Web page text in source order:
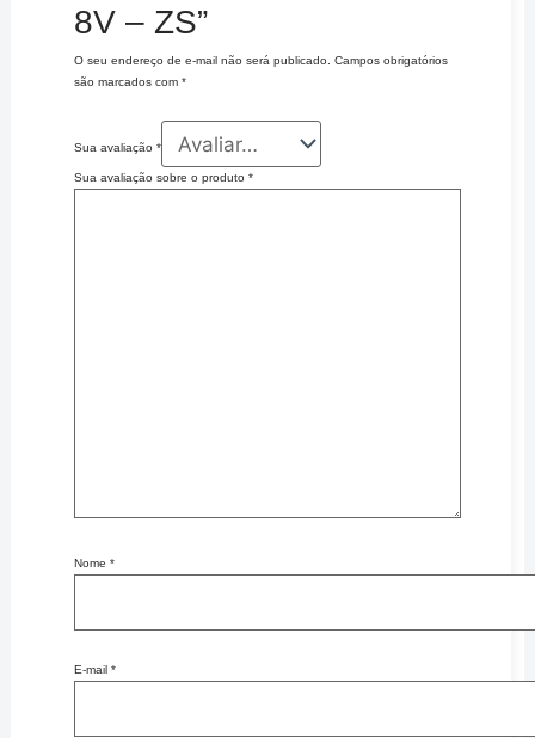
8V – ZS”
O seu endereço de e-mail não será publicado. Campos obrigatórios
são marcados com *
Sua avaliação *
Sua avaliação sobre o produto *
Nome *
E-mail *